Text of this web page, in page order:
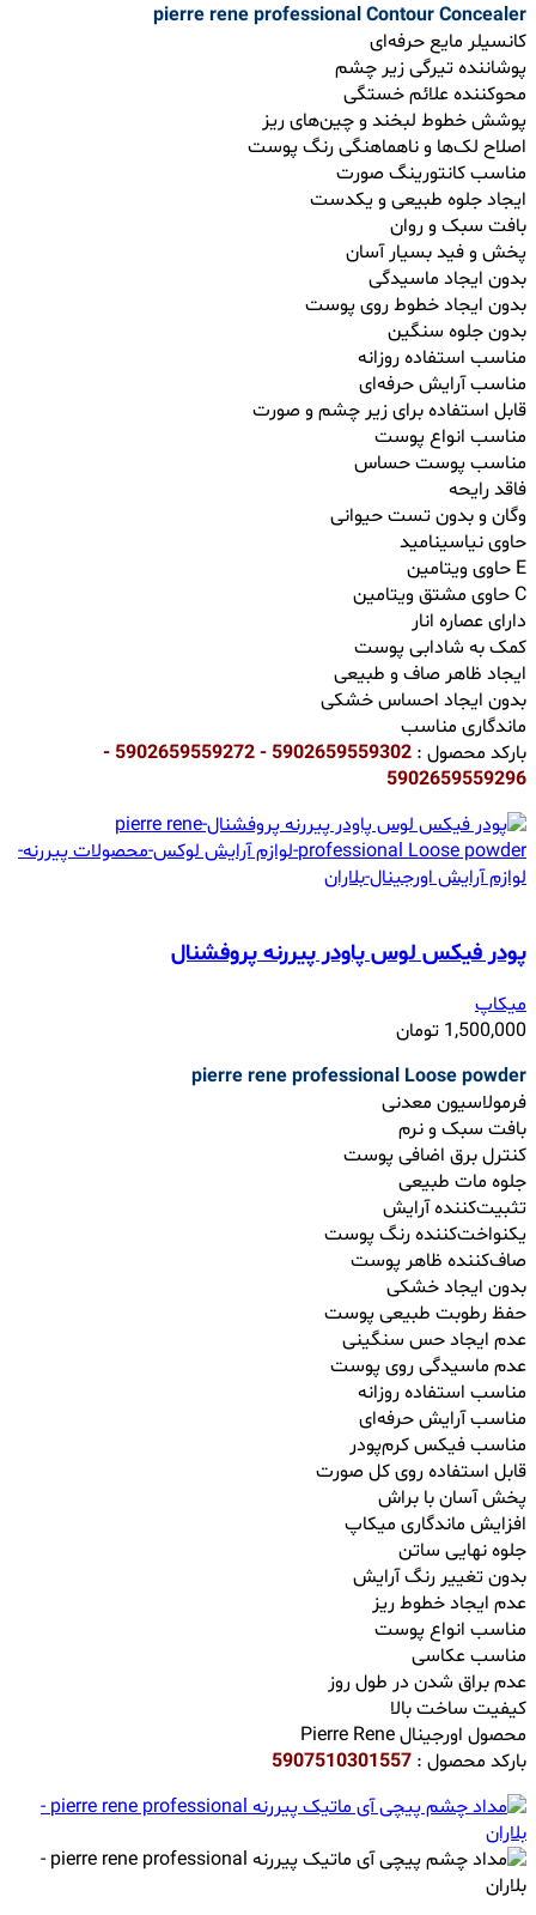
pierre rene professionalContour Concealer
کانسیلر مایع حرفه‌ای
پوشاننده تیرگی زیر چشم
محوکننده علائم خستگی
پوشش خطوط لبخند و چین‌های ریز
اصلاح لک‌ها و ناهماهنگی رنگ پوست
مناسب کانتورینگ صورت
ایجاد جلوه طبیعی و یکدست
بافت سبک و روان
پخش و فید بسیار آسان
بدون ایجاد ماسیدگی
بدون ایجاد خطوط روی پوست
بدون جلوه سنگین
مناسب استفاده روزانه
مناسب آرایش حرفه‌ای
قابل استفاده برای زیر چشم و صورت
مناسب انواع پوست
مناسب پوست حساس
فاقد رایحه
وگان و بدون تست حیوانی
حاوی نیاسینامید
حاوی ویتامین E
حاوی مشتق ویتامین C
دارای عصاره انار
کمک به شادابی پوست
ایجاد ظاهر صاف و طبیعی
بدون ایجاد احساس خشکی
ماندگاری مناسب
بارکد محصول : 5902659559302 - 5902659559272 -
5902659559296
پودر فیکس لوس پاودر پیررنه پروفشنال
میکاپ
1,500,000 تومان
pierre rene professional Loose powder
فرمولاسیون معدنی
بافت سبک و نرم
کنترل برق اضافی پوست
جلوه مات طبیعی
تثبیت‌کننده آرایش
یکنواخت‌کننده رنگ پوست
صاف‌کننده ظاهر پوست
بدون ایجاد خشکی
حفظ رطوبت طبیعی پوست
عدم ایجاد حس سنگینی
عدم ماسیدگی روی پوست
مناسب استفاده روزانه
مناسب آرایش حرفه‌ای
مناسب فیکس کرم‌پودر
قابل استفاده روی کل صورت
پخش آسان با براش
افزایش ماندگاری میکاپ
جلوه نهایی ساتن
بدون تغییر رنگ آرایش
عدم ایجاد خطوط ریز
مناسب انواع پوست
مناسب عکاسی
عدم براق شدن در طول روز
کیفیت ساخت بالا
محصول اورجینال Pierre Rene
بارکد محصول : 5907510301557